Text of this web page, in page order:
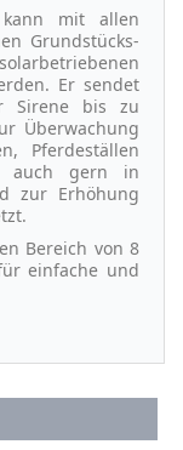
mit allen
Grundstücks-
Er sendet
Sirene bis zu
Überwachung
Pferdeställen
auch gern in
zur Erhöhung
Bereich von 8
einfache und